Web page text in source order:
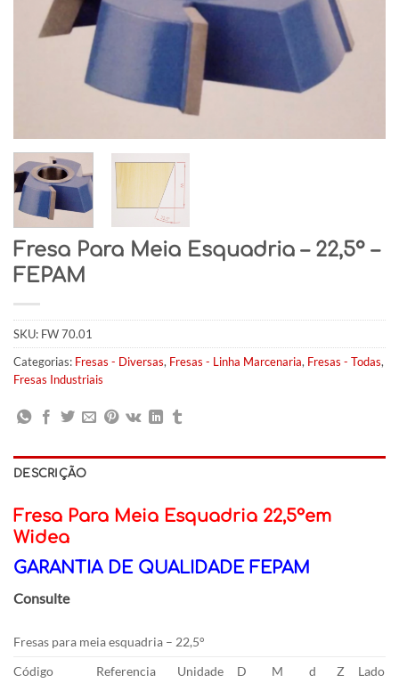
Fresa Para Meia Esquadria – 22,5° –
FEPAM
SKU: FW 70.01
Categorias: Fresas - Diversas, Fresas - Linha Marcenaria, Fresas - Todas,
Fresas Industriais
DESCRIÇÃO
Fresa Para Meia Esquadria 22,5°em
Widea
GARANTIA DE QUALIDADE FEPAM
Consulte
Fresas para meia esquadria – 22,5°
Código
Referencia Unidade D M d Z Lado